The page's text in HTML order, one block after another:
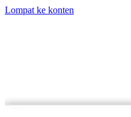
Lompat ke konten